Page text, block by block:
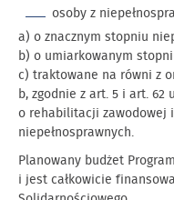
osoby z
a) o znacznym stopniu
b) o umiarkowanym
c) traktowane na równi z
b, zgodnie z art. 5 i art. 62
o rehabilitacji zawodowej
niepełnosprawnych.
Planowany budżet
i jest całkowicie